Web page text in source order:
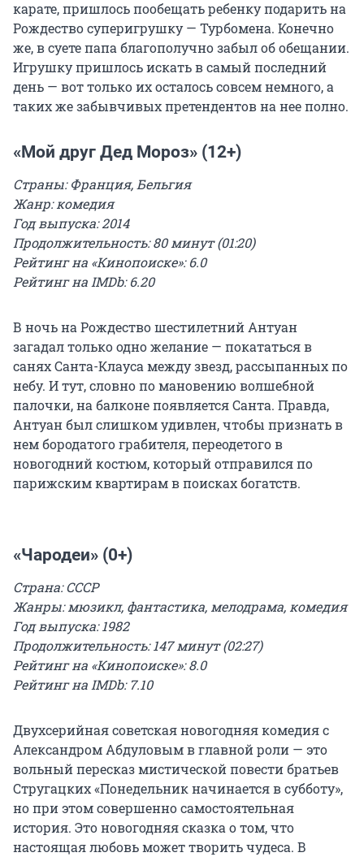
карате, пришлось пообещать ребенку подарить на
Рождество суперигрушку — Турбомена. Конечно
же, в суете папа благополучно забыл об обещании.
Игрушку пришлось искать в самый последний
день — вот только их осталось совсем немного, а
таких же забывчивых претендентов на нее полно.
«Мой друг Дед Мороз» (12+)
Страны: Франция, Бельгия
Жанр: комедия
Год выпуска: 2014
Продолжительность: 80 минут (01:20)
Рейтинг на «Кинопоиске»: 6.0
Рейтинг на IMDb: 6.20
В ночь на Рождество шестилетний Антуан
загадал только одно желание — покататься в
санях Санта-Клауса между звезд, рассыпанных по
небу. И тут, словно по мановению волшебной
палочки, на балконе появляется Санта. Правда,
Антуан был слишком удивлен, чтобы признать в
нем бородатого грабителя, переодетого в
новогодний костюм, который отправился по
парижским квартирам в поисках богатств.
«Чародеи» (0+)
Страна: СССР
Жанры: мюзикл, фантастика, мелодрама, комедия
Год выпуска: 1982
Продолжительность: 147 минут (02:27)
Рейтинг на «Кинопоиске»: 8.0
Рейтинг на IMDb: 7.10
Двухсерийная советская новогодняя комедия с
Александром Абдуловым в главной роли — это
вольный пересказ мистической повести братьев
Стругацких «Понедельник начинается в субботу»,
но при этом совершенно самостоятельная
история. Это новогодняя сказка о том, что
настоящая любовь может творить чудеса. В